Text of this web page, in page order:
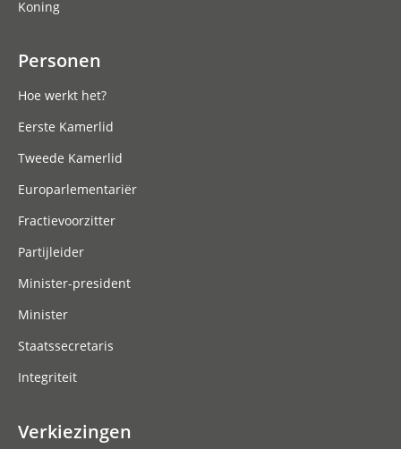
Koning
Personen
Hoe werkt het?
Eerste Kamerlid
Tweede Kamerlid
Europarlementariër
Fractievoorzitter
Partijleider
Minister-president
Minister
Staatssecretaris
Integriteit
Verkiezingen